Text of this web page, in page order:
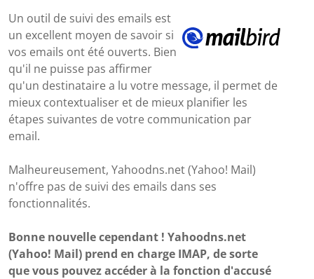
Un outil de suivi des emails est
un excellent moyen de savoir si
vos emails ont été ouverts. Bien
qu'il ne puisse pas affirmer
qu'un destinataire a lu votre message, il permet de
mieux contextualiser et de mieux planifier les
étapes suivantes de votre communication par
email.
Malheureusement, Yahoodns.net (Yahoo! Mail)
n'offre pas de suivi des emails dans ses
fonctionnalités.
Bonne nouvelle cependant ! Yahoodns.net
(Yahoo! Mail) prend en charge IMAP, de sorte
que vous pouvez accéder à la fonction d'accusé